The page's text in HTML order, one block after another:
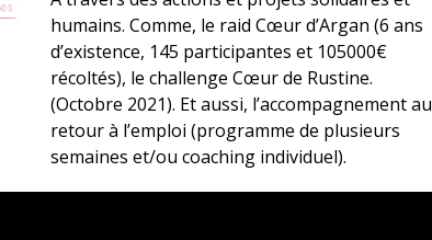
humains. Comme, le raid Cœur d’Argan (6 ans
d’existence, 145 participantes et 105000€
récoltés), le challenge Cœur de Rustine.
(Octobre 2021). Et aussi, l’accompagnement au
retour à l’emploi (programme de plusieurs
semaines et/ou coaching individuel).